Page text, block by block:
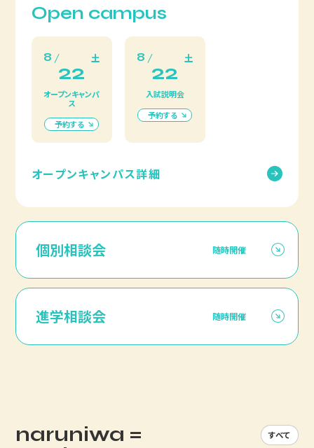
Open campus
8 土
22
オープンキャンパ
ス
予約する
8 土
22
入試説明会
予約する
オープンキャンパス詳細
個別相談会 随時開催
進学相談会 随時開催
naruniwa =
すべて